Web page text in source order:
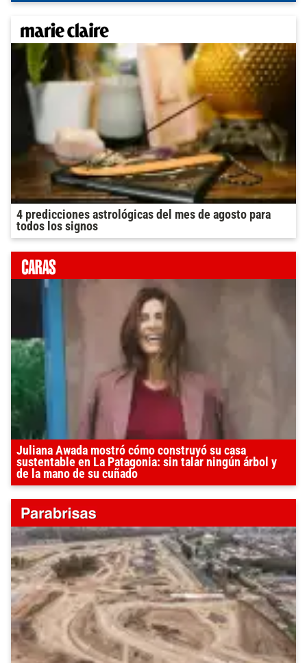
4 predicciones astrológicas del mes de agosto para
todos los signos
Juliana Awada mostró cómo construyó su casa
sustentable en La Patagonia: sin talar ningún árbol y
de la mano de su cuñado